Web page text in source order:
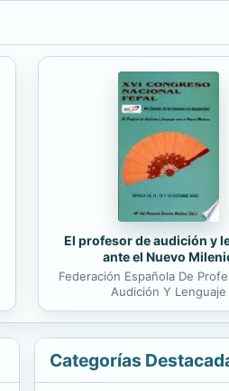
El profesor de audición y
ante el Nuevo
Federación Española De
Audición Y Lenguaje
Categorías